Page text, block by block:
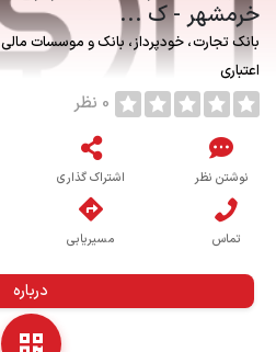
خرمشهر - ک ...
بانک تجارت خودپرداز بانک و موسسات مالی
اعتباری
0 نظر
نوشتن نظر اشتراک گذاری
تماس مسیریابی
درباره